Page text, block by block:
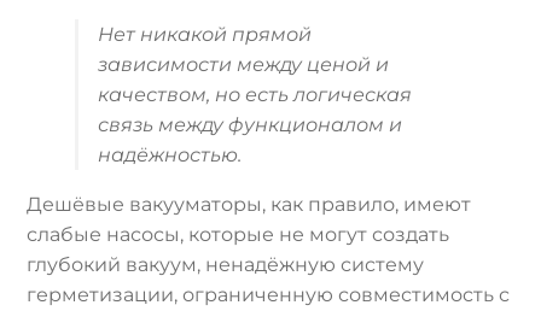
Нет никакой прямой
зависимости между ценой и
качеством, но есть логическая
связь между функционалом и
надёжностью.
Дешёвые вакууматоры, как правило, имеют
слабые насосы, которые не могут создать
глубокий вакуум, ненадёжную систему
герметизации, ограниченную совместимость с